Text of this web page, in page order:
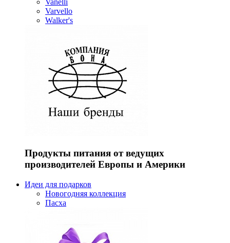
Vanelli
Varvello
Walker's
Продукты питания от ведущих
производителей Европы и Америки
Идеи для подарков
Новогодняя коллекция
Пасха